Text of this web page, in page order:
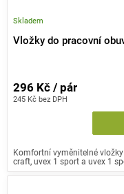
Vložky do pracovní
Skladem
245 Kč bez DPH
296 Kč / pár
Komfortní vyměnitelné
craft, uvex 1 sport a uvex 1